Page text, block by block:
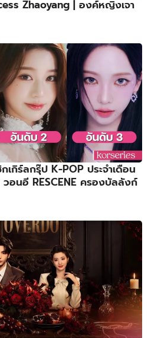
Zhaoyang | องค์หญิงเจา
นอี RESCENE ครองบัลลังก์